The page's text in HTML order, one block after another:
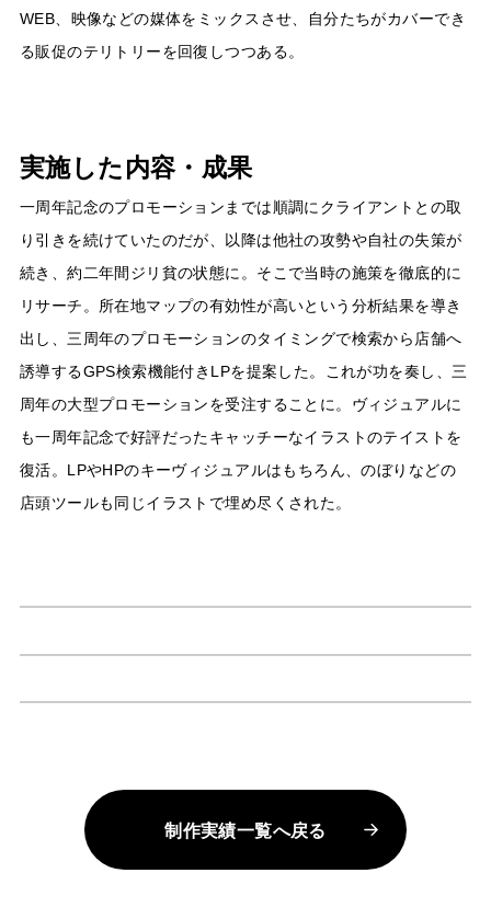
WEB、映像などの媒体をミックスさせ、自分たちがカバーでき
る販促のテリトリーを回復しつつある。
実施した内容・成果
一周年記念のプロモーションまでは順調にクライアントとの取
り引きを続けていたのだが、以降は他社の攻勢や自社の失策が
続き、約二年間ジリ貧の状態に。そこで当時の施策を徹底的に
リサーチ。所在地マップの有効性が高いという分析結果を導き
出し、三周年のプロモーションのタイミングで検索から店舗へ
誘導するGPS検索機能付きLPを提案した。これが功を奏し、三
周年の大型プロモーションを受注することに。ヴィジュアルに
も一周年記念で好評だったキャッチーなイラストのテイストを
復活。LPやHPのキーヴィジュアルはもちろん、のぼりなどの
店頭ツールも同じイラストで埋め尽くされた。
制作実績一覧へ戻る